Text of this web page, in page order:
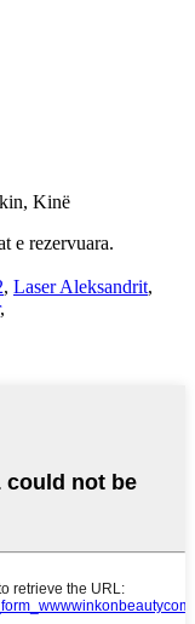
Kinë
e rezervuara.
, Laser Aleksandrit,
,